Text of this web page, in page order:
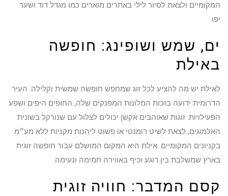
המקומיים ולצאת לסיור לילי באתרים מוארים כמו מגדל דוד ושער
יפו.
ים, שמש ושופינג: חופשה
באילת
לאילת יש מה להציע לכל זוג שמחפש חופשה שמשית וקלילה. העיר
הדרומית ידועה בזכות המלונות המפנקים שלה, החופים היפים ושפע
הפעילויות. זוגות שאוהבים אקשן יכולים לצלול עם שנורקל בשונית
האלמוגים, לצאת לשיט רומנטי או פשוט ליהנות מקניות ללא מע״מ
בקניונים המקומיים. אילת היא המקום המושלם עבור חופשה זוגית
בארץ שמשלבת בין רוגע וכיף באווירה חמימה ונעימה.
קסם המדבר: חוויה זוגית